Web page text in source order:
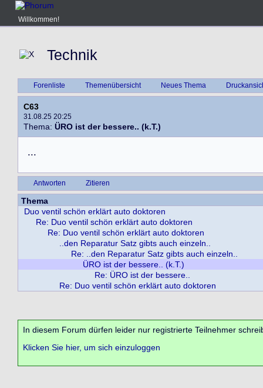
Willkommen!
Technik
Forenliste Themenübersicht Neues Thema
C63
31.08.25 20:25
Thema: ÜRO ist der bessere.. (k.T.)
...
Antworten Zitieren
Thema
Duo ventil schön erklärt auto doktoren
Re: Duo ventil schön erklärt auto doktoren
Re: Duo ventil schön erklärt auto doktoren
..den Reparatur Satz gibts auch einzeln..
Re: ..den Reparatur Satz gibts auch einzeln..
ÜRO ist der bessere.. (k.T.)
Re: ÜRO ist der bessere..
Re: Duo ventil schön erklärt auto doktoren
In diesem Forum dürfen leider nur registrierte Teilnehmer
Klicken Sie hier, um sich einzuloggen